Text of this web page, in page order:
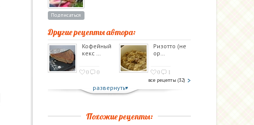
Подписаться
Другие рецепты автора:
Кофейный
кекс …
0 0
Ризотто (не
ор…
0 1
все рецепты (32)
развернуть
Похожие рецепты: